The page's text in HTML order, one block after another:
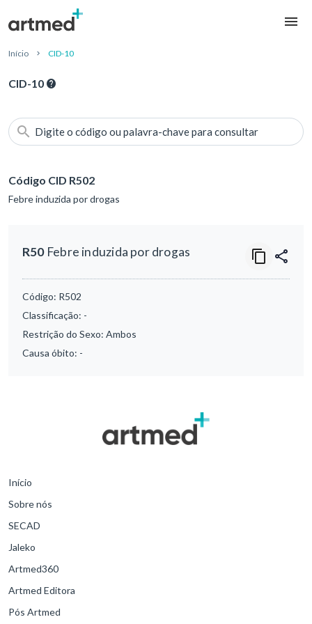
Início CID-10
CID-10
Digite o código ou palavra-chave para consultar
Código CID R502
Febre induzida por drogas
R50Febre induzida por drogas
Código: R502
Classificação: -
Restrição do Sexo: Ambos
Causa óbito: -
Início
Sobre nós
SECAD
Jaleko
Artmed360
Artmed Editora
Pós Artmed